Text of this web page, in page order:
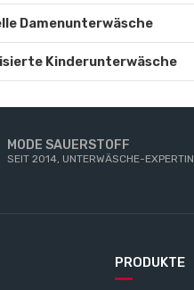
Damenunterwäsche
Kinderunterwäsche
MODE SAUERSTOFF
SEIT 2014, UNTERWÄSCHE-EXPERTIN
PRODUKTE